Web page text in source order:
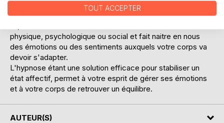
De ce fait, personne n'échappe à l'impact du stress.
physique, psychologique ou social et fait naitre en nous
des émotions ou des sentiments auxquels votre corps va
devoir s'adapter.
L'hypnose étant une solution efficace pour stabiliser un
état affectif, permet à votre esprit de gérer ses émotions
et à votre corps de retrouver un équilibre.
AUTEUR(S)
TOUT ACCEPTER